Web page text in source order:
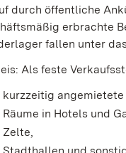
durch öffentliche
erbrachte
fallen unter
Als feste
kurzzeitig
Räume in Hotels und
Zelte,